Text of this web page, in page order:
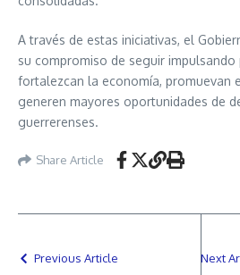
A través de estas iniciativas, el
su compromiso de seguir impulsando
fortalezcan la economía, promuevan
generen mayores oportunidades de
guerrerenses.
Share Article
Previous Article Next